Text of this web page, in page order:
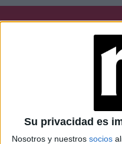
Su privacidad es
Nosotros y nuestros socios
Weekend
Look
Luz Mía